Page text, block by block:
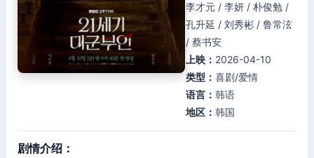
李才元 / 李妍 / 朴俊勉 /
孔升延 / 刘秀彬 / 鲁常泫
/ 蔡书安
上映： 2026-04-10
类型： 喜剧/爱情
语言： 韩语
地区： 韩国
剧情介绍：